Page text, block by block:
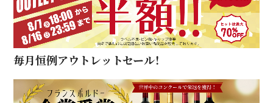
毎月恒例アウトレットセール！